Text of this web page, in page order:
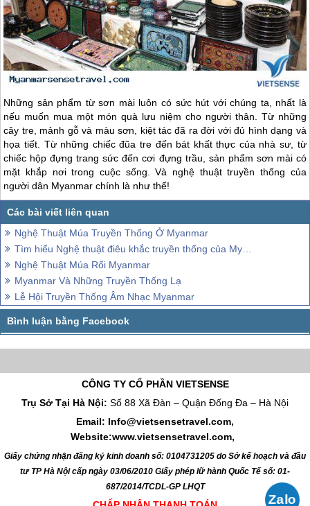
Những sản phẩm từ sơn mài luôn có sức hút với chúng ta, nhất là
nếu muốn mua một món quà lưu niệm cho người thân. Từ những
cây tre, mảnh gỗ và màu sơn, kiệt tác đã ra đời với đủ hình dạng và
họa tiết. Từ những chiếc đũa tre đến bát khất thực của nhà sư, từ
chiếc hộp đựng trang sức đến cơi đựng trầu, sản phẩm sơn mài có
mặt khắp nơi trong cuộc sống. Và nghệ thuật truyền thống của
người dân Myanmar chính là như thế!
Nghệ Thuật Múa Truyền Thống Ở Myanmar
Tìm hiểu Nghệ thuật điêu khắc truyền thống của Myanmar
Nghệ Thuật Múa Rối Myanmar
Myanmar Và Những Truyền Thống Lạ
Lễ Hội Truyền Thống Âm Nhạc Myanmar
CÔNG TY CỔ PHẦN VIETSENSE
Trụ Sở Tại Hà Nội: Số 88 Xã Đàn – Quận Đống Đa – Hà Nội
Email: Info@vietsensetravel.com,
Website:www.vietsensetravel.com,
Giấy chứng nhận đăng ký kinh doanh số: 0104731205 do Sở kế hoạch và đầu
tư TP Hà Nội cấp ngày 03/06/2010 Giấy phép lữ hành Quốc Tế số: 01-
687/2014/TCDL-GP LHQT